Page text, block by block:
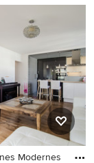
mit
hellem
beigem
Modernes